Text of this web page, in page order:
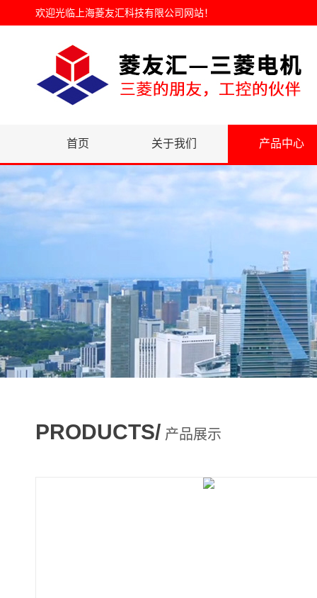
欢迎光临 上海菱友汇科技有限公司网站！
首页 关于我们 产品中心
PRODUCTS/ 产品展示